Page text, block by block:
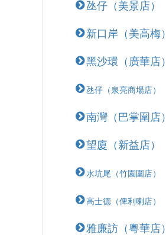
氹仔（美景店）
新口岸（美高梅）
黑沙環（廣華店）
氹仔（泉亮商場店）
南灣（巴掌圍店）
望廈（新益店）
水坑尾（竹園圍店）
高士德（俾利喇店）
雅廉訪（粵華店）